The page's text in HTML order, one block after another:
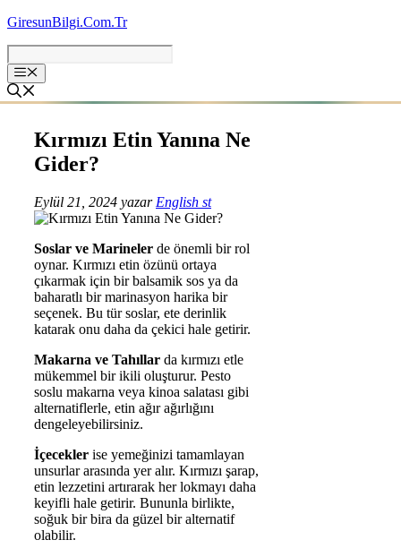
İçeriğe
GiresunBilgi.Com.Tr
Kırmızı Etin Yanına Ne
Gider?
Eylül 21, 2024 yazar English st
Soslar ve Marineler de önemli bir rol
oynar. Kırmızı etin özünü ortaya
çıkarmak için bir balsamik sos ya da
baharatlı bir marinasyon harika bir
seçenek. Bu tür soslar, ete derinlik
katarak onu daha da çekici hale getirir.
Makarna ve Tahıllar da kırmızı etle
mükemmel bir ikili oluşturur. Pesto
soslu makarna veya kinoa salatası gibi
alternatiflerle, etin ağır ağırlığını
dengeleyebilirsiniz.
İçecekler ise yemeğinizi tamamlayan
unsurlar arasında yer alır. Kırmızı şarap,
etin lezzetini artırarak her lokmayı daha
keyifli hale getirir. Bununla birlikte,
soğuk bir bira da güzel bir alternatif
olabilir.